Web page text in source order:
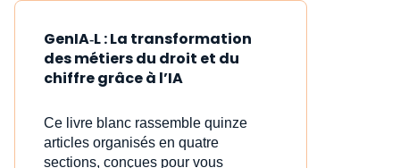
GenIA‑L : La transformation
des métiers du droit et du
chiffre grâce à l’IA
Ce livre blanc rassemble quinze
articles organisés en quatre
sections, conçues pour vous